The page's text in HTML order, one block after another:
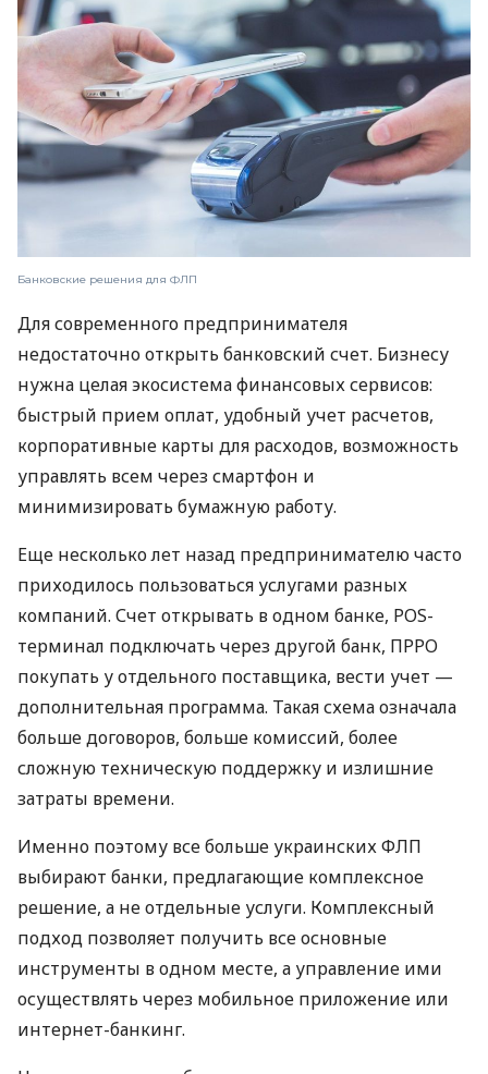
Банковские решения для ФЛП
Для современного предпринимателя
недостаточно открыть банковский счет. Бизнесу
нужна целая экосистема финансовых сервисов:
быстрый прием оплат, удобный учет расчетов,
корпоративные карты для расходов, возможность
управлять всем через смартфон и
минимизировать бумажную работу.
Еще несколько лет назад предпринимателю часто
приходилось пользоваться услугами разных
компаний. Счет открывать в одном банке, POS-
терминал подключать через другой банк, ПРРО
покупать у отдельного поставщика, вести учет —
дополнительная программа. Такая схема означала
больше договоров, больше комиссий, более
сложную техническую поддержку и излишние
затраты времени.
Именно поэтому все больше украинских ФЛП
выбирают банки, предлагающие комплексное
решение, а не отдельные услуги. Комплексный
подход позволяет получить все основные
инструменты в одном месте, а управление ими
осуществлять через мобильное приложение или
интернет-банкинг.